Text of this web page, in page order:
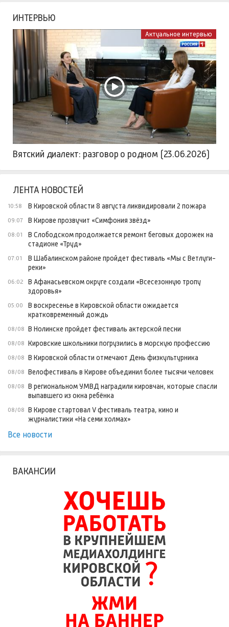
ИНТЕРВЬЮ
Актуальное интервью
Вятский диалект: разговор о родном (23.06.2026)
ЛЕНТА НОВОСТЕЙ
10:58 В Кировской области 8 августа ликвидировали 2 пожара
09:07 В Кирове прозвучит «Симфония звёзд»
08:01
В Слободском продолжается ремонт беговых дорожек на
стадионе «Труд»
07:01
В Шабалинском районе пройдет фестиваль «Мы с Ветлуги-
реки»
06:02
В Афанасьевском округе создали «Всесезонную тропу
здоровья»
05:00
В воскресенье в Кировской области ожидается
кратковременный дождь
08/08 В Нолинске пройдет фестиваль актерской песни
08/08 Кировские школьники погрузились в морскую профессию
08/08 В Кировской области отмечают День физкультурника
08/08 Велофестиваль в Кирове объединил более тысячи человек
08/08 В региональном УМВД наградили кировчан, которые спасли
выпавшего из окна ребёнка
08/08 В Кирове стартовал V фестиваль театра, кино и
журналистики «На семи холмах»
Все новости
ВАКАНСИИ